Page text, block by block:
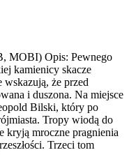
MOBI) Opis: Pewnego
kamienicy skacze
wskazują, że przed
i duszona. Na miejsce
Bilski, który po
Tropy wiodą do
kryją mroczne pragnienia
Trzeci tom